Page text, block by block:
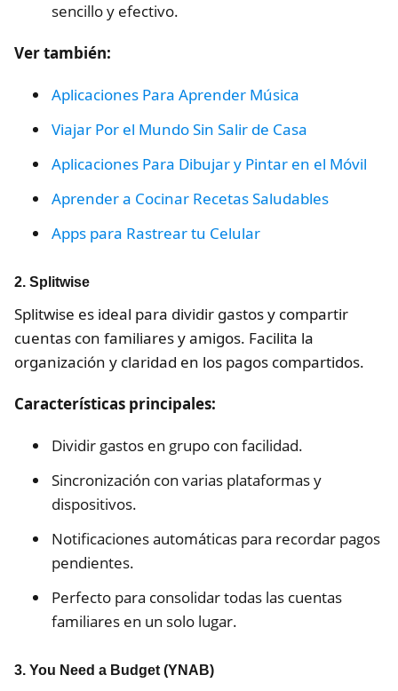
sencillo y efectivo.
Ver también:
Aplicaciones Para Aprender Música
Viajar Por el Mundo Sin Salir de Casa
Aplicaciones Para Dibujar y Pintar en el Móvil
Aprender a Cocinar Recetas Saludables
Apps para Rastrear tu Celular
2. Splitwise
Splitwise es ideal para dividir gastos y compartir
cuentas con familiares y amigos. Facilita la
organización y claridad en los pagos compartidos.
Características principales:
Dividir gastos en grupo con facilidad.
Sincronización con varias plataformas y
dispositivos.
Notificaciones automáticas para recordar pagos
pendientes.
Perfecto para consolidar todas las cuentas
familiares en un solo lugar.
3. You Need a Budget (YNAB)